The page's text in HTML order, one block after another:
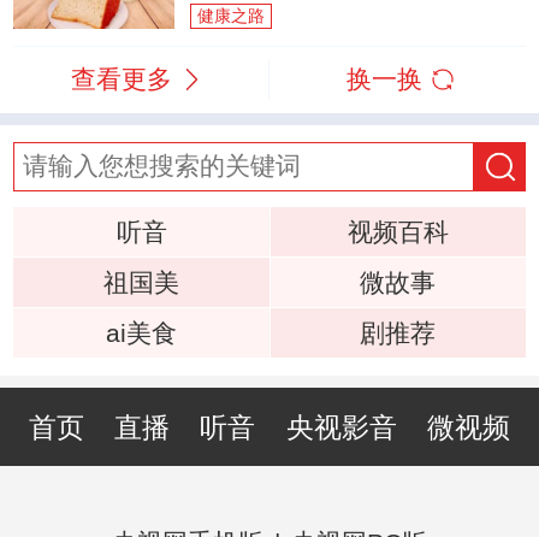
健康之路
查看更多 换一换
听音
视频百科
祖国美
微故事
ai美食
剧推荐
首页 直播 听音 央视影音 微视频